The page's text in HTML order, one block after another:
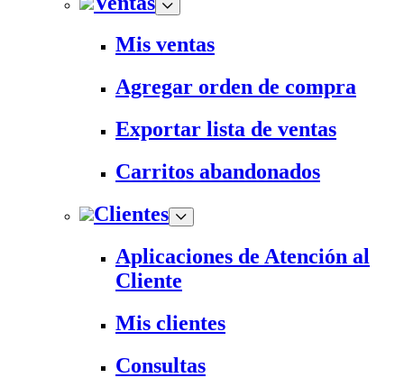
Mis ventas
Agregar orden de compra
Exportar lista de ventas
Carritos abandonados
Clientes
Aplicaciones de Atención al
Cliente
Mis clientes
Consultas